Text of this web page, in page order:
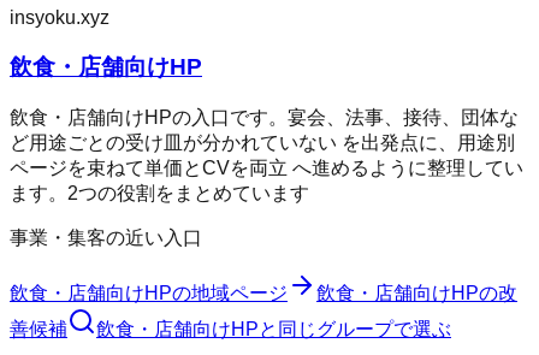
insyoku.xyz
飲食・店舗向けHP
飲食・店舗向けHPの入口です。宴会、法事、接待、団体な
ど用途ごとの受け皿が分かれていない を出発点に、用途別
ページを束ねて単価とCVを両立 へ進めるように整理してい
ます。2つの役割をまとめています
事業・集客の近い入口
飲食・店舗向けHPの地域ページ 飲食・店舗向けHPの改
善候補
飲食・店舗向けHPと同じグループで選ぶ